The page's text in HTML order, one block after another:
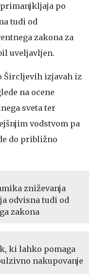
po
tudi od
zakona za
uveljavljen.
Šircljevih izjavah iz
na ocene
sveta ter
vodstvom pa
do približno
zniževanja
odvisna tudi od
zakona
ki lahko pomaga
nakupovanje